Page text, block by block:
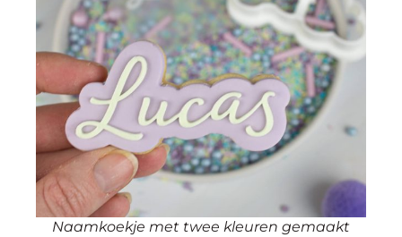
Naamkoekje met twee kleuren gemaakt